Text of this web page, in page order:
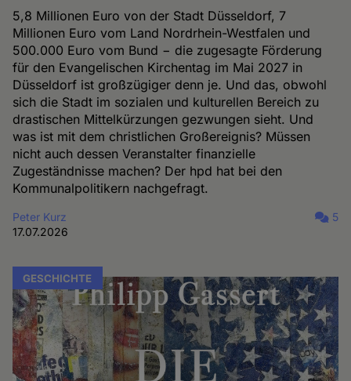
5,8 Millionen Euro von der Stadt Düsseldorf, 7
Millionen Euro vom Land Nordrhein-Westfalen und
500.000 Euro vom Bund − die zugesagte Förderung
für den Evangelischen Kirchentag im Mai 2027 in
Düsseldorf ist großzügiger denn je. Und das, obwohl
sich die Stadt im sozialen und kulturellen Bereich zu
drastischen Mittelkürzungen gezwungen sieht. Und
was ist mit dem christlichen Großereignis? Müssen
nicht auch dessen Veranstalter finanzielle
Zugeständnisse machen? Der hpd hat bei den
Kommunalpolitikern nachgefragt.
Peter Kurz
17.07.2026
5
GESCHICHTE